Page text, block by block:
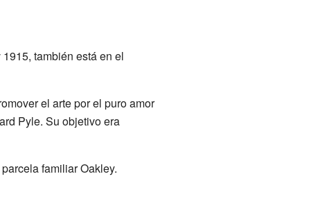
también está en el
el arte por el puro amor
Pyle. Su objetivo era
familiar Oakley.